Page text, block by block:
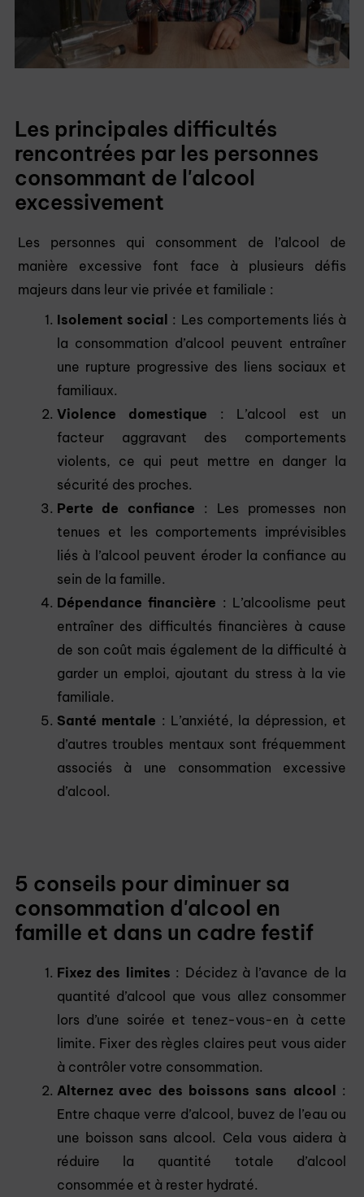
Les principales difficultés
rencontrées par les personnes
consommant de l'alcool
excessivement
Les personnes qui consomment de l’alcool de
manière excessive font face à plusieurs défis
majeurs dans leur vie privée et familiale :
Isolement social : Les comportements liés à
la consommation d’alcool peuvent entraîner
une rupture progressive des liens sociaux et
familiaux.
Violence domestique : L’alcool est un
facteur aggravant des comportements
violents, ce qui peut mettre en danger la
sécurité des proches.
Perte de confiance : Les promesses non
tenues et les comportements imprévisibles
liés à l’alcool peuvent éroder la confiance au
sein de la famille.
Dépendance financière : L’alcoolisme peut
entraîner des difficultés financières à cause
de son coût mais également de la difficulté à
garder un emploi, ajoutant du stress à la vie
familiale.
Santé mentale : L’anxiété, la dépression, et
d’autres troubles mentaux sont fréquemment
associés à une consommation excessive
d’alcool.
5 conseils pour diminuer sa
consommation d'alcool en
famille et dans un cadre festif
Fixez des limites : Décidez à l’avance de la
quantité d’alcool que vous allez consommer
lors d’une soirée et tenez-vous-en à cette
limite. Fixer des règles claires peut vous aider
à contrôler votre consommation.
Alternez avec des boissons sans alcool :
Entre chaque verre d’alcool, buvez de l’eau ou
une boisson sans alcool. Cela vous aidera à
réduire la quantité totale d’alcool
consommée et à rester hydraté.